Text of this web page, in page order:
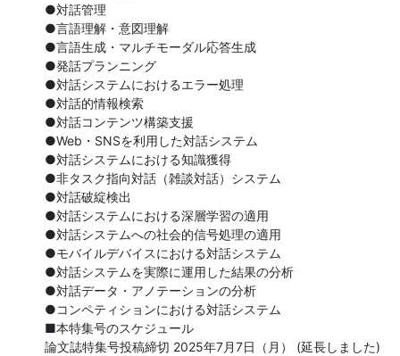
●対話管理
●言語理解・意図理解
●言語生成・マルチモーダル応答生成
●発話プランニング
●対話システムにおけるエラー処理
●対話的情報検索
●対話コンテンツ構築支援
●Web・SNSを利用した対話システム
●対話システムにおける知識獲得
●非タスク指向対話（雑談対話）システム
●対話破綻検出
●対話システムにおける深層学習の適用
●対話システムへの社会的信号処理の適用
●モバイルデバイスにおける対話システム
●対話システムを実際に運用した結果の分析
●対話データ・アノテーションの分析
●コンペティションにおける対話システム
■本特集号のスケジュール
論文誌特集号投稿締切 2025年7月7日（月） (延長しました)